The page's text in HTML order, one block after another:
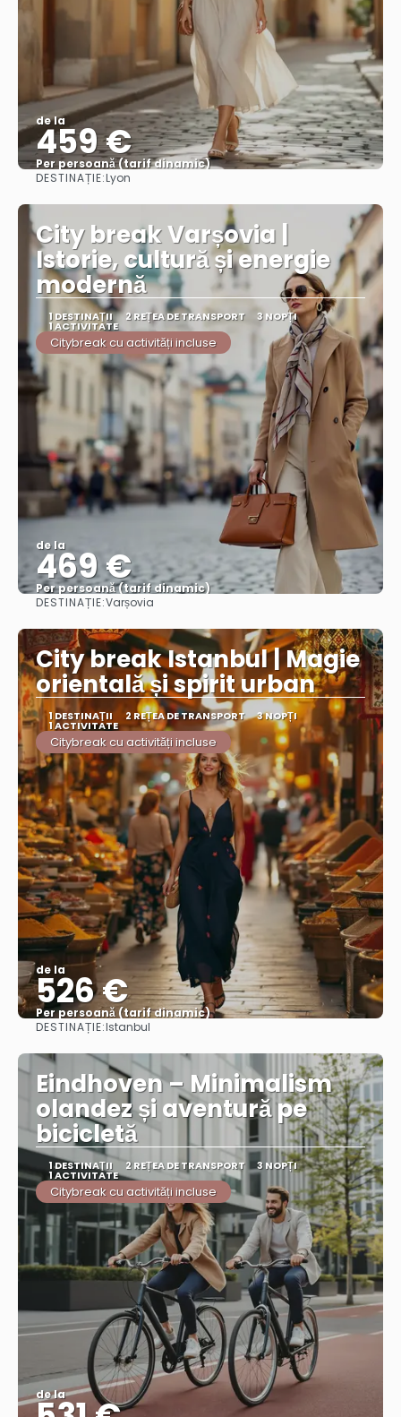
de la
459 €
Per persoană (tarif dinamic)
DESTINAȚIE:Lyon
City break Varșovia |
Istorie, cultură și energie
modernă
1 DESTINAŢII 2 REȚEA DE TRANSPORT 3 NOPȚI
1 ACTIVITATE
Citybreak cu activități incluse
de la
469 €
Per persoană (tarif dinamic)
DESTINAȚIE:Varșovia
City break Istanbul | Magie
orientală și spirit urban
1 DESTINAŢII 2 REȚEA DE TRANSPORT 3 NOPȚI
1 ACTIVITATE
Citybreak cu activități incluse
de la
526 €
Per persoană (tarif dinamic)
DESTINAȚIE:Istanbul
Eindhoven – Minimalism
olandez și aventură pe
bicicletă
1 DESTINAŢII 2 REȚEA DE TRANSPORT 3 NOPȚI
1 ACTIVITATE
Citybreak cu activități incluse
de la